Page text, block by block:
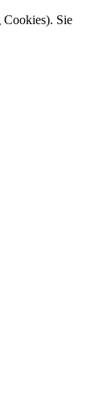
Cookies). Sie